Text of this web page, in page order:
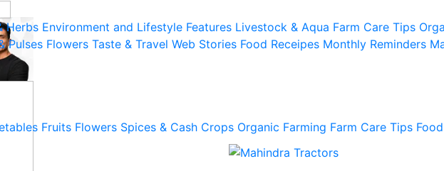
Herbs Environment and Lifestyle Features Livestock & Aqua Farm Care Tips
Pulses Flowers Taste & Travel Web Stories Food Receipes Monthly Reminders
Fruits Flowers Spices & Cash Crops Organic Farming Farm Care Tips